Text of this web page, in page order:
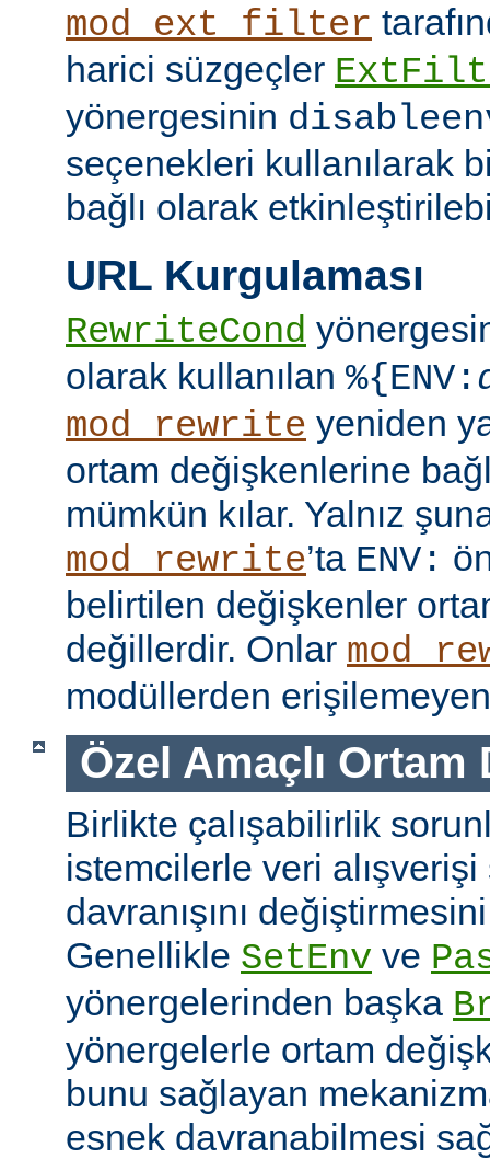
mod_ext_filter
harici süzgeçler
yönergesinin
seçenekleri kullanılarak
bağlı olarak
URL Kurgulaması
RewriteCond
olarak kullanılan %{ENV:
mod_rewrite yeniden
ortam değişkenlerine
mümkün kılar. Yalnız
mod_rewrite’ta ENV:
belirtilen değişkenler
değillerdir. Onlar
modüllerden
Özel Amaçlı
Birlikte çalışabilirlik
istemcilerle veri alışverişi
davranışını
Genellikle SetEnv ve
yönergelerinden başka
yönergelerle ortam
bunu sağlayan
esnek davranabilmesi